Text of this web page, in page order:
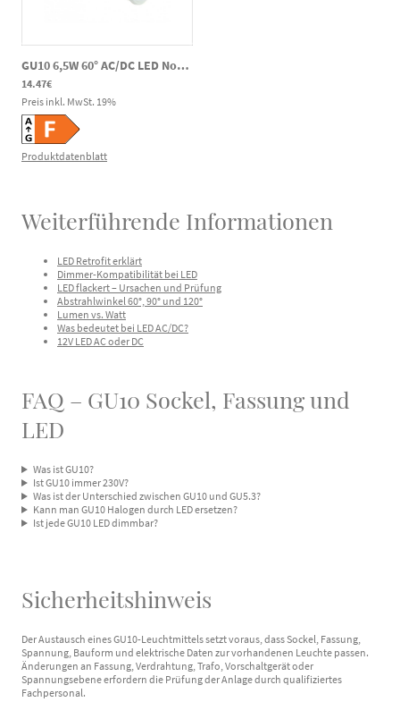
GU10 6,5W 60° AC/DC LED Notlicht Spot CRI90 550lm 2700K 80-269V DC 220-240V AC
14.47€
Preis inkl. MwSt. 19%
Produktdatenblatt
Weiterführende Informationen
LED Retrofit erklärt
Dimmer-Kompatibilität bei LED
LED flackert – Ursachen und Prüfung
Abstrahlwinkel 60°, 90° und 120°
Lumen vs. Watt
Was bedeutet bei LED AC/DC?
12V LED AC oder DC
FAQ – GU10 Sockel, Fassung und
LED
Was ist GU10?
Ist GU10 immer 230V?
Was ist der Unterschied zwischen GU10 und GU5.3?
Kann man GU10 Halogen durch LED ersetzen?
Ist jede GU10 LED dimmbar?
Sicherheitshinweis
Der Austausch eines GU10-Leuchtmittels setzt voraus, dass Sockel, Fassung,
Spannung, Bauform und elektrische Daten zur vorhandenen Leuchte passen.
Änderungen an Fassung, Verdrahtung, Trafo, Vorschaltgerät oder
Spannungsebene erfordern die Prüfung der Anlage durch qualifiziertes
Fachpersonal.